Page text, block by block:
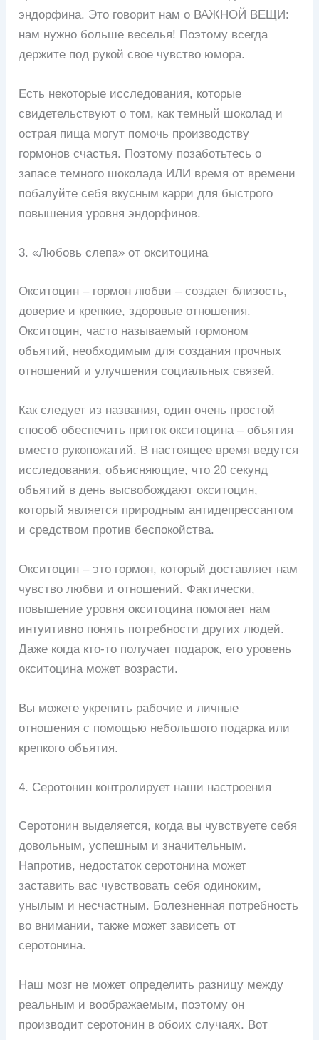
эндорфина. Это говорит нам о ВАЖНОЙ ВЕЩИ:
нам нужно больше веселья! Поэтому всегда
держите под рукой свое чувство юмора.
Есть некоторые исследования, которые
свидетельствуют о том, как темный шоколад и
острая пища могут помочь производству
гормонов счастья. Поэтому позаботьтесь о
запасе темного шоколада ИЛИ время от времени
побалуйте себя вкусным карри для быстрого
повышения уровня эндорфинов.
3. «Любовь слепа» от окситоцина
Окситоцин – гормон любви – создает близость,
доверие и крепкие, здоровые отношения.
Окситоцин, часто называемый гормоном
объятий, необходимым для создания прочных
отношений и улучшения социальных связей.
Как следует из названия, один очень простой
способ обеспечить приток окситоцина – объятия
вместо рукопожатий. В настоящее время ведутся
исследования, объясняющие, что 20 секунд
объятий в день высвобождают окситоцин,
который является природным антидепрессантом
и средством против беспокойства.
Окситоцин – это гормон, который доставляет нам
чувство любви и отношений. Фактически,
повышение уровня окситоцина помогает нам
интуитивно понять потребности других людей.
Даже когда кто-то получает подарок, его уровень
окситоцина может возрасти.
Вы можете укрепить рабочие и личные
отношения с помощью небольшого подарка или
крепкого объятия.
4. Серотонин контролирует наши настроения
Серотонин выделяется, когда вы чувствуете себя
довольным, успешным и значительным.
Напротив, недостаток серотонина может
заставить вас чувствовать себя одиноким,
унылым и несчастным. Болезненная потребность
во внимании, также может зависеть от
серотонина.
Наш мозг не может определить разницу между
реальным и воображаемым, поэтому он
производит серотонин в обоих случаях. Вот